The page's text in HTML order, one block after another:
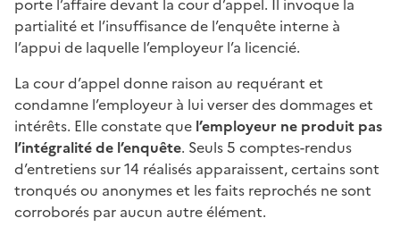
partialité et l’insuffisance de l’enquête interne à
l’appui de laquelle l’employeur l’a licencié.
La cour d’appel donne raison au requérant et
condamne l’employeur à lui verser des dommages et
intérêts. Elle constate que l’employeur ne produit pas
l’intégralité de l’enquête. Seuls 5 comptes-rendus
d’entretiens sur 14 réalisés apparaissent, certains sont
tronqués ou anonymes et les faits reprochés ne sont
corroborés par aucun autre élément.